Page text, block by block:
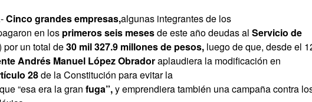
Cinco grandes empresas,algunas integrantes de los
en los primeros seis mesesde este año deudas al Servicio de
por un total de30 mil 327.9 millones de pesos, luego de que, desde el
Andrés Manuel López Obradoraplaudiera la modificación en
28de la Constitución para evitar la
“esa era la gran fuga”,y emprendiera también una campaña contra